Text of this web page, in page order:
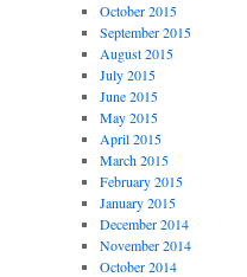
October 2015
September 2015
August 2015
July 2015
June 2015
May 2015
April 2015
March 2015
February 2015
January 2015
December 2014
November 2014
October 2014